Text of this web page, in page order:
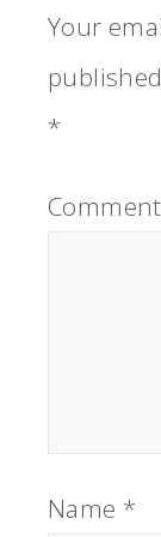
Your
*
Name *